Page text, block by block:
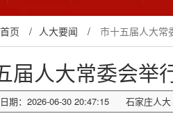
首页 / 人大要闻 / 市十五届人大常
届人大常委会举
日期：2026-06-30 20:47:15 石家庄人大